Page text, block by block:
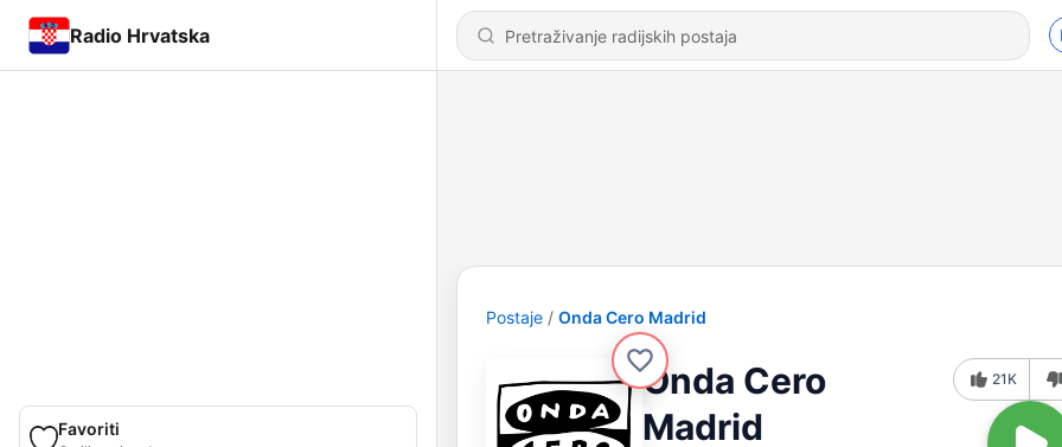
Radio Hrvatska
Favoriti
Postaje Onda Cero Madrid
Onda Cero
Madrid
21K